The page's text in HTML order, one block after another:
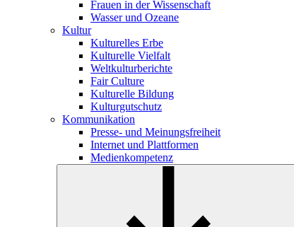
Frauen in der Wissenschaft
Wasser und Ozeane
Kultur
Kulturelles Erbe
Kulturelle Vielfalt
Weltkulturberichte
Fair Culture
Kulturelle Bildung
Kulturgutschutz
Kommunikation
Presse- und Meinungsfreiheit
Internet und Plattformen
Medienkompetenz